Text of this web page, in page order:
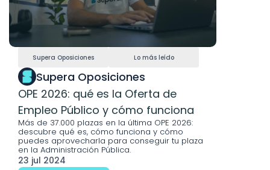
Supera Oposiciones Lo más leído
Supera Oposiciones
OPE 2026: qué es la Oferta de
Empleo Público y cómo funciona
Más de 37.000 plazas en la última OPE 2026:
descubre qué es, cómo funciona y cómo
puedes aprovecharla para conseguir tu plaza
en la Administración Pública.
23 jul 2024